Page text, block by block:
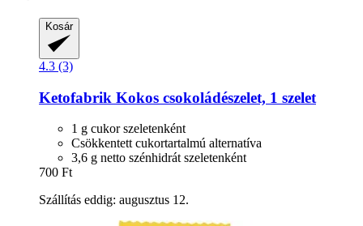
Kosár
4.3 (3)
Ketofabrik Kokos csokoládészelet, 1 szelet
1 g cukor szeletenként
Csökkentett cukortartalmú alternatíva
3,6 g netto szénhidrát szeletenként
700 Ft
Szállítás eddig: augusztus 12.